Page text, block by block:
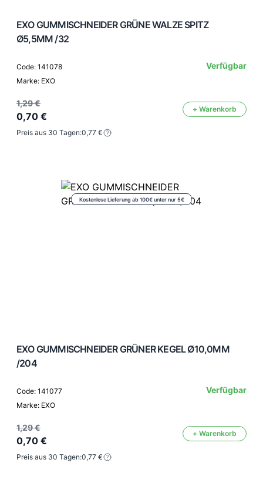
EXO GUMMISCHNEIDER GRÜNE WALZE SPITZ
Ø5,5MM /32
Code: 141078
Marke: EXO
Verfügbar
1,29 €
0,70 €
+ Warenkorb
Preis aus 30 Tagen:0,77 €
Kostenlose Lieferung ab 100€ unter nur 5€
EXO GUMMISCHNEIDER GRÜNER KEGEL Ø10,0MM
/204
Code: 141077
Marke: EXO
Verfügbar
1,29 €
0,70 €
+ Warenkorb
Preis aus 30 Tagen:0,77 €